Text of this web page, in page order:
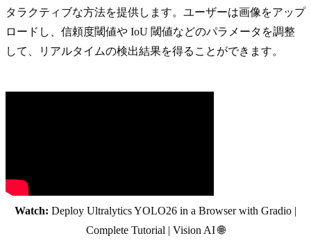
タラクティブな方法を提供します。ユーザーは画像をアップ
ロードし、信頼度閾値や IoU 閾値などのパラメータを調整
して、リアルタイムの検出結果を得ることができます。
Watch: Deploy Ultralytics YOLO26 in a Browser with Gradio |
Complete Tutorial | Vision AI 🌐